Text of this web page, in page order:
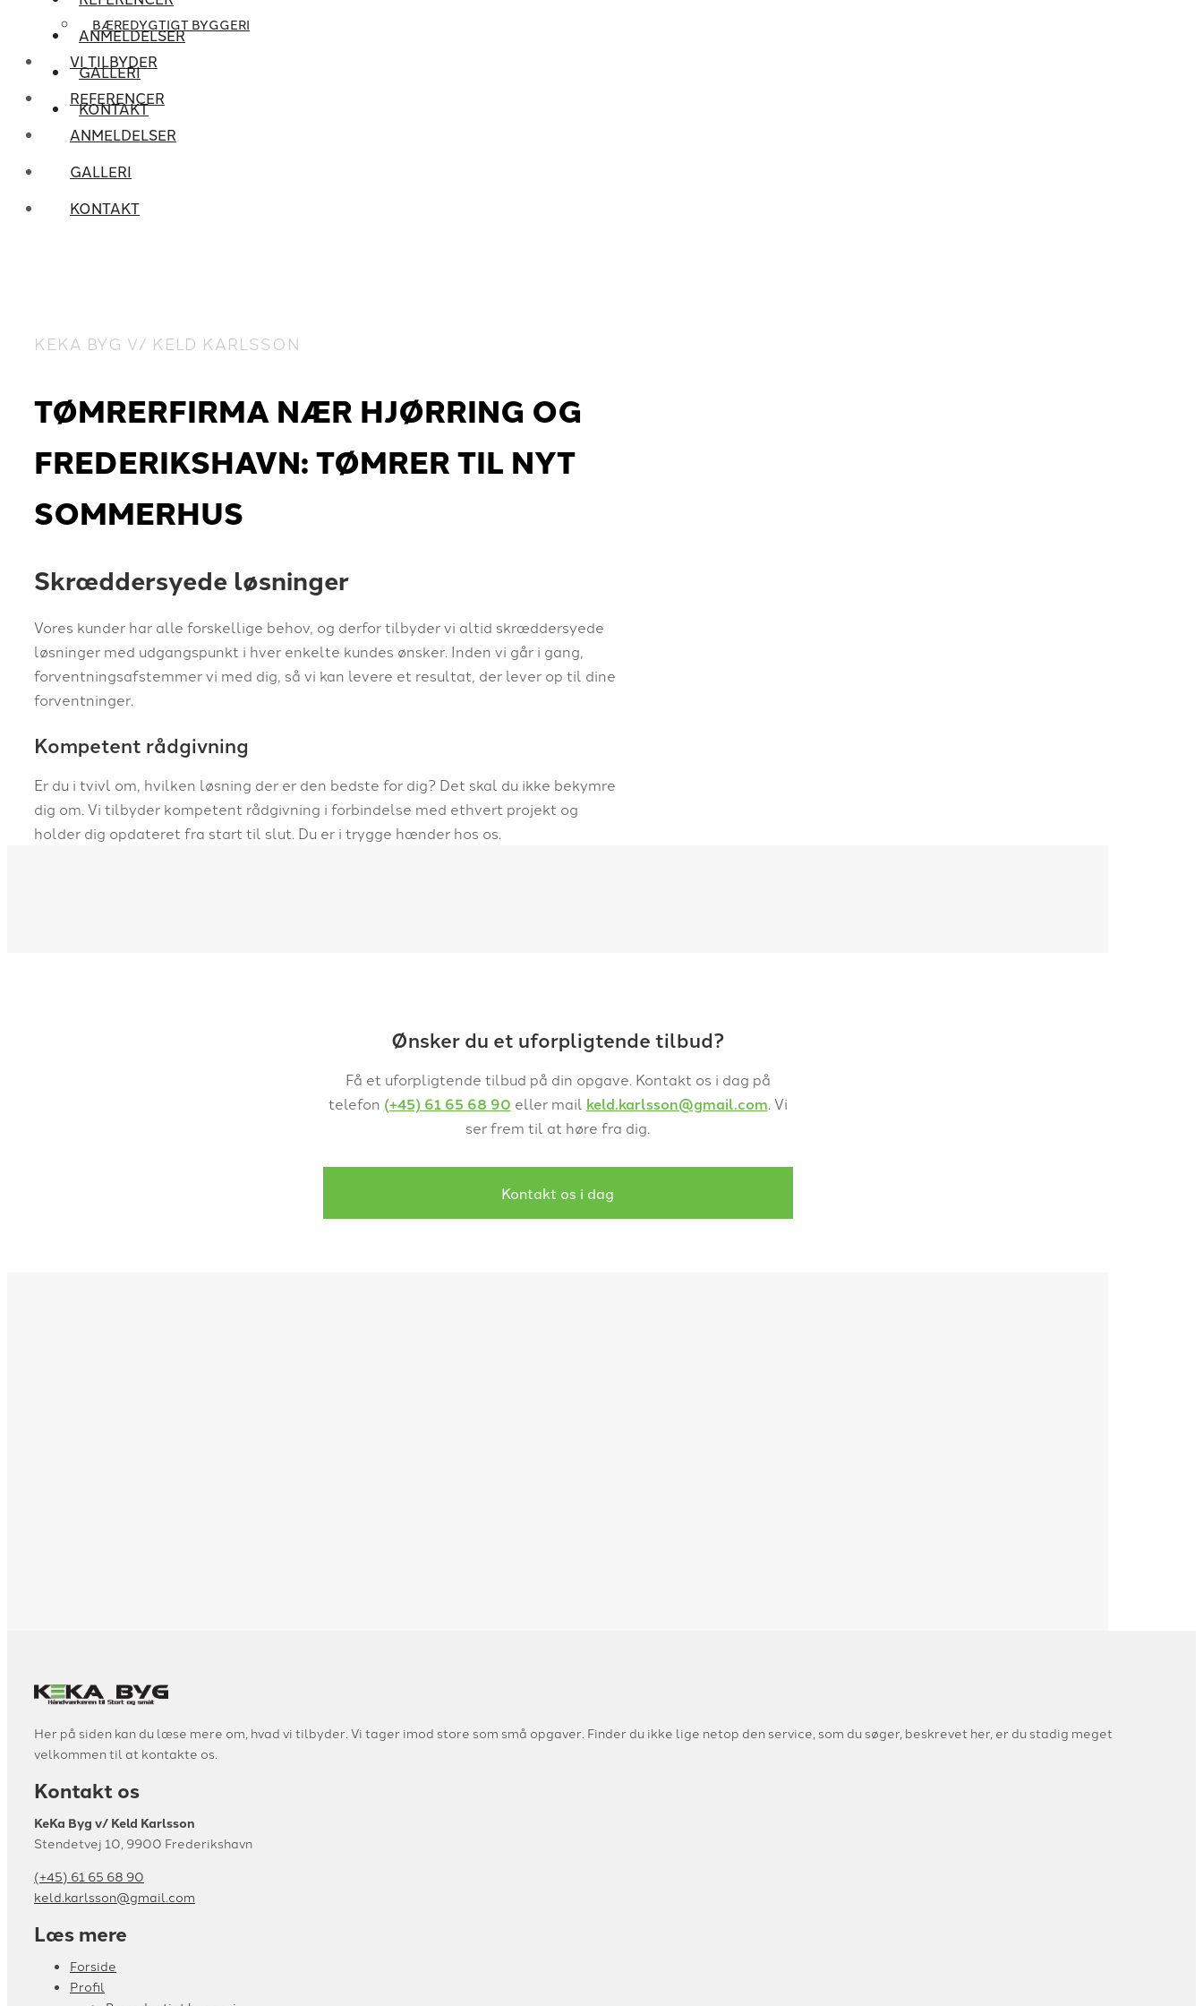
ANMELDELSER
GALLERI
KONTAKT
BÆREDYGTIGT BYGGERI
VI TILBYDER
REFERENCER
ANMELDELSER
GALLERI
KONTAKT
KEKA BYG V/ KELD KARLSSON
TØMRERFIRMA NÆR HJØRRING OG
FREDERIKSHAVN: TØMRER TIL NYT
SOMMERHUS
Skræddersyede løsninger
Vores kunder har alle forskellige behov, og derfor tilbyder vi altid skræddersyede
løsninger med udgangspunkt i hver enkelte kundes ønsker. Inden vi går i gang,
forventningsafstemmer vi med dig, så vi kan levere et resultat, der lever op til dine
forventninger.
Kompetent rådgivning
Er du i tvivl om, hvilken løsning der er den bedste for dig? Det skal du ikke bekymre
dig om. Vi tilbyder kompetent rådgivning i forbindelse med ethvert projekt og
holder dig opdateret fra start til slut. Du er i trygge hænder hos os.
Ønsker du et uforpligtende tilbud?
Få et uforpligtende tilbud på din opgave. Kontakt os i dag på
telefon (+45) 61 65 68 90 eller mail keld.karlsson@gmail.com. Vi
ser frem til at høre fra dig.
Kontakt os i dag
Her på siden kan du læse mere om, hvad vi tilbyder. Vi tager imod store som små opgaver. Finder du ikke lige netop den service, som du søger, beskrevet her, er du stadig meget
velkommen til at kontakte os.
Kontakt os
KeKa Byg v/ Keld Karlsson
Stendetvej 10, 9900 Frederikshavn
(+45) 61 65 68 90
keld.karlsson@gmail.com
Læs mere
Forside
Profil